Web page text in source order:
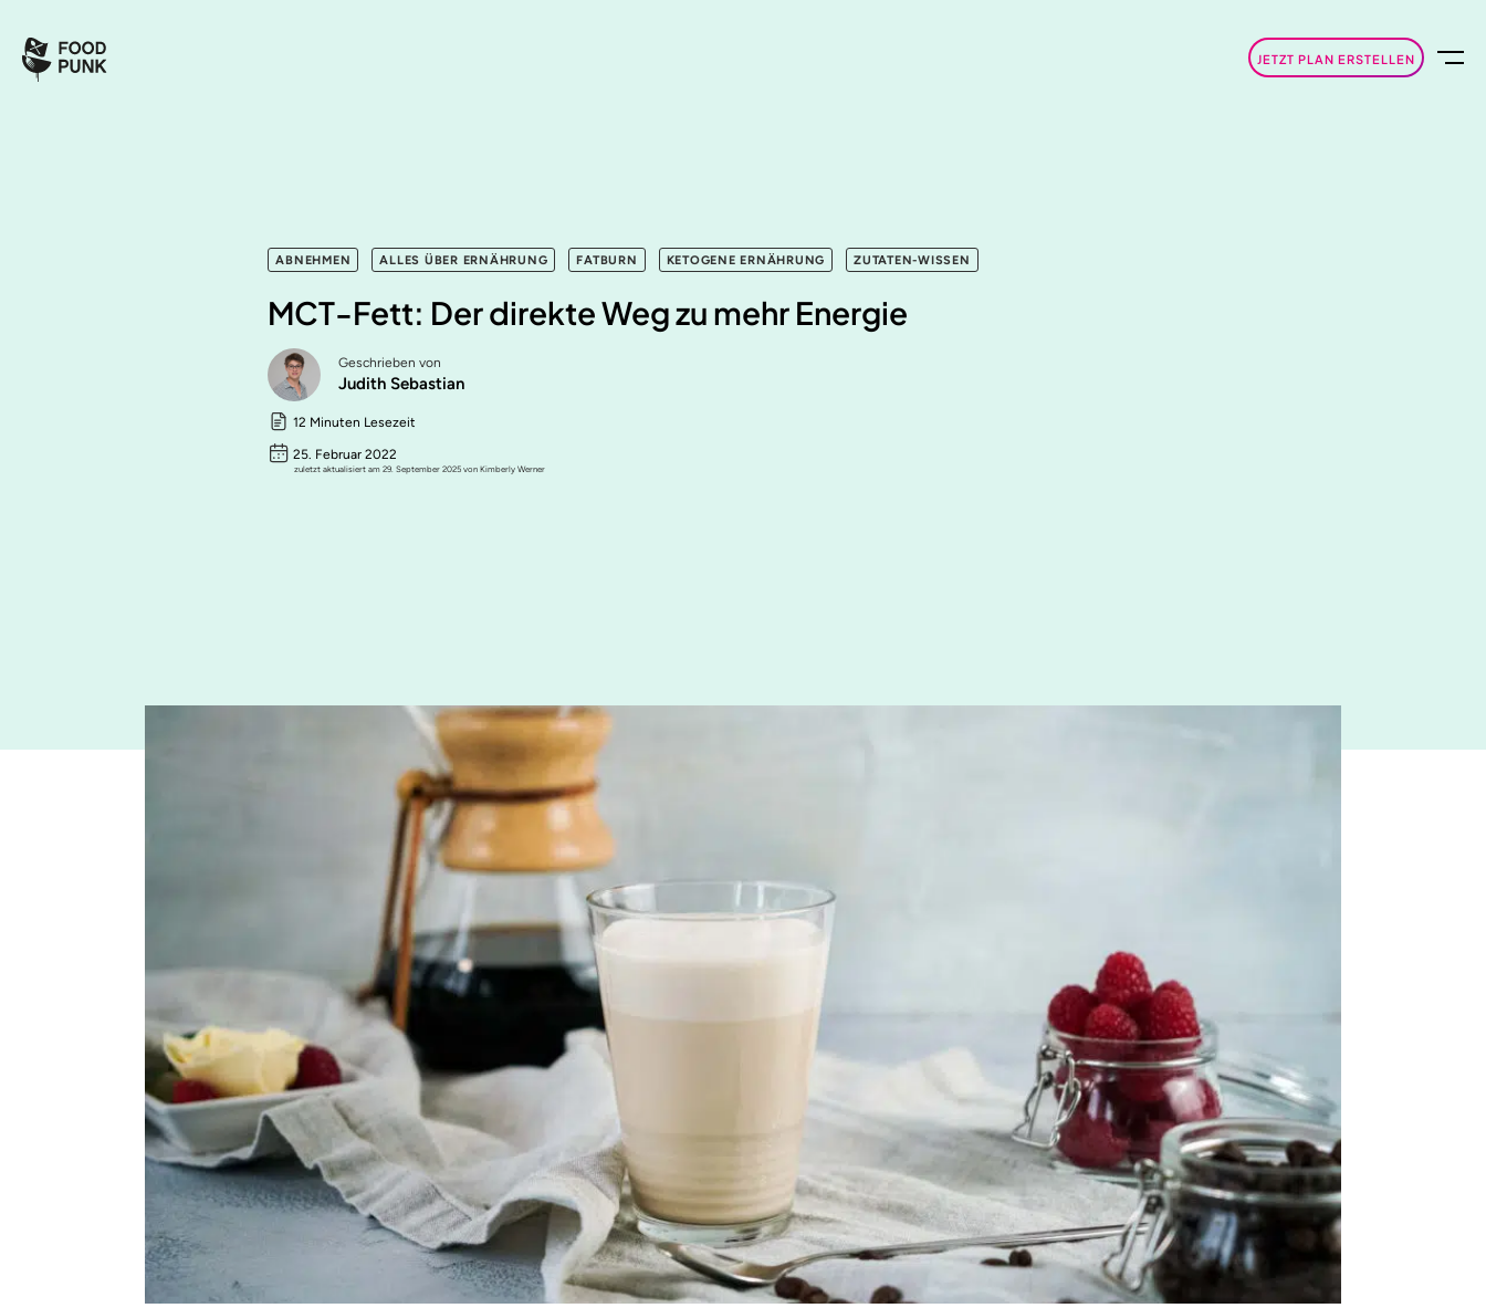
JETZT PLAN ERSTELLEN
ABNEHMEN ALLES ÜBER ERNÄHRUNG FATBURN KETOGENE ERNÄHRUNG ZUTATEN-WISSEN
MCT-Fett: Der direkte Weg zu mehr Energie
Geschrieben von
Judith Sebastian
12 Minuten Lesezeit
25. Februar 2022
zuletzt aktualisiert am 29. September 2025 von Kimberly Werner